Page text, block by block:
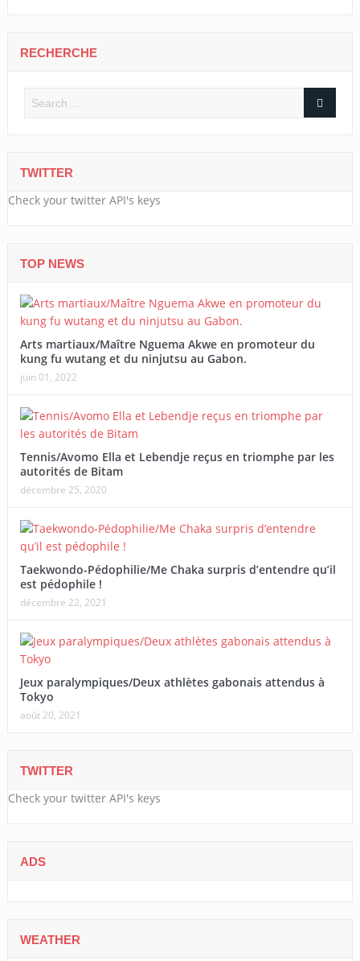
RECHERCHE
TWITTER
Check your twitter API's keys
TOP NEWS
Arts martiaux/Maître Nguema Akwe en promoteur du
kung fu wutang et du ninjutsu au Gabon.
juin 01, 2022
Tennis/Avomo Ella et Lebendje reçus en triomphe par les
autorités de Bitam
décembre 25, 2020
Taekwondo-Pédophilie/Me Chaka surpris d’entendre qu’il
est pédophile !
décembre 22, 2021
Jeux paralympiques/Deux athlètes gabonais attendus à
Tokyo
août 20, 2021
TWITTER
Check your twitter API's keys
ADS
WEATHER